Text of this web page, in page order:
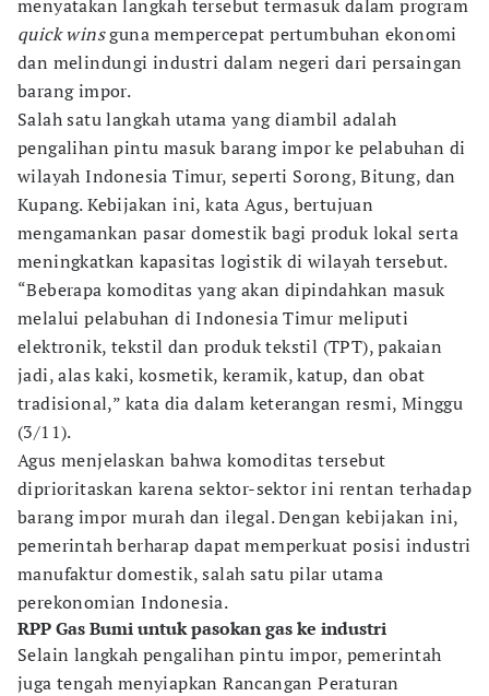
menyatakan langkah tersebut termasuk dalam program
quick winsguna mempercepat pertumbuhan ekonomi
dan melindungi industri dalam negeri dari persaingan
barang impor.
Salah satu langkah utama yang diambil adalah
pengalihan pintu masuk barang impor ke pelabuhan di
wilayah Indonesia Timur, seperti Sorong, Bitung, dan
Kupang. Kebijakan ini, kata Agus, bertujuan
mengamankan pasar domestik bagi produk lokal serta
meningkatkan kapasitas logistik di wilayah tersebut.
“Beberapa komoditas yang akan dipindahkan masuk
melalui pelabuhan di Indonesia Timur meliputi
elektronik, tekstil dan produk tekstil (TPT), pakaian
jadi, alas kaki, kosmetik, keramik, katup, dan obat
tradisional,” kata dia dalam keterangan resmi, Minggu
(3/11).
Agus menjelaskan bahwa komoditas tersebut
diprioritaskan karena sektor-sektor ini rentan terhadap
barang impor murah dan ilegal. Dengan kebijakan ini,
pemerintah berharap dapat memperkuat posisi industri
manufaktur domestik, salah satu pilar utama
perekonomian Indonesia.
RPP Gas Bumi untuk pasokan gas ke industri
Selain langkah pengalihan pintu impor, pemerintah
juga tengah menyiapkan Rancangan Peraturan